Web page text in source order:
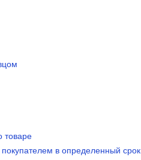
товаре
в определенный срок